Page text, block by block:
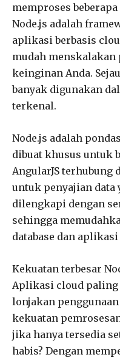
memproses
Node.js adalah
aplikasi berbasis
mudah menskalakan
keinginan Anda.
banyak digunakan
terkenal.
Node.js adalah
dibuat khusus untuk
AngularJS terhubung
untuk penyajian data
dilengkapi dengan
sehingga
database dan
Kekuatan terbesar
Aplikasi cloud paling
lonjakan penggunaan
kekuatan
jika hanya tersedia
habis? Dengan